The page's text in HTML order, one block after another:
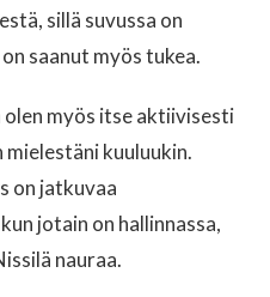
sillä suvussa on
saanut myös tukea.
olen myös itse aktiivisesti
kuuluukin.
on jatkuvaa
jotain on hallinnassa,
nauraa.